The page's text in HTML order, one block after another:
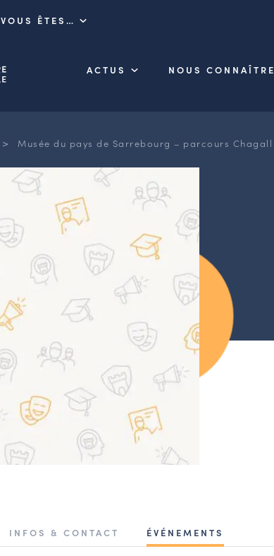
VOUS ÊTES…
ACTUS NOUS CONNAÎTRE
> Musée du pays de Sarrebourg – parcours Chagall
INFOS & CONTACT ÉVÉNEMENTS